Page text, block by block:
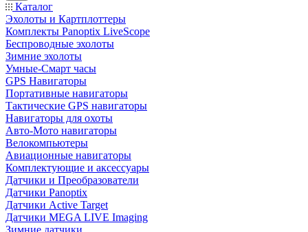
Каталог
Эхолоты и Картплоттеры
Комплекты Panoptix LiveScope
Беспроводные эхолоты
Зимние эхолоты
Умные-Смарт часы
GPS Навигаторы
Портативные навигаторы
Тактические GPS навигаторы
Навигаторы для охоты
Авто-Мото навигаторы
Велокомпьютеры
Авиационные навигаторы
Комплектующие и аксессуары
Датчики и Преобразователи
Датчики Panoptix
Датчики Active Target
Датчики MEGA LIVE Imaging
Зимние датчики